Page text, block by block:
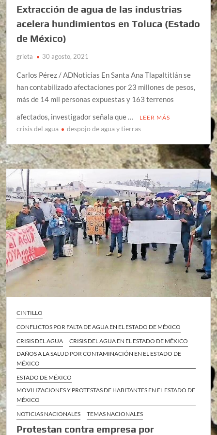
Extracción de agua de las industrias
acelera hundimientos en Toluca (Estado
de México)
grieta 30 agosto, 2021
Carlos Pérez / ADNoticias En Santa Ana Tlapaltitlán se
han contabilizado afectaciones por 23 millones de pesos,
más de 14 mil personas expuestas y 163 terrenos
afectados, investigador señala que …
LEER MÁS
crisis del agua despojo de agua y tierras
CINTILLO
CONFLICTOS POR FALTA DE AGUA EN EL ESTADO DE MÉXICO
CRISIS DEL AGUA
CRISIS DEL AGUA EN EL ESTADO DE MÉXICO
DAÑOS A LA SALUD POR CONTAMINACIÓN EN EL ESTADO DE
MÉXICO
ESTADO DE MÉXICO
MOVILIZACIONES Y PROTESTAS DE HABITANTES EN EL ESTADO DE
MÉXICO
NOTICIAS NACIONALES
TEMAS NACIONALES
Protestan contra empresa por